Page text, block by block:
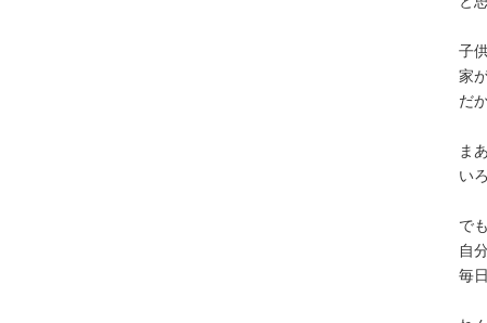
子
家
だ
ま
い
で
自
毎